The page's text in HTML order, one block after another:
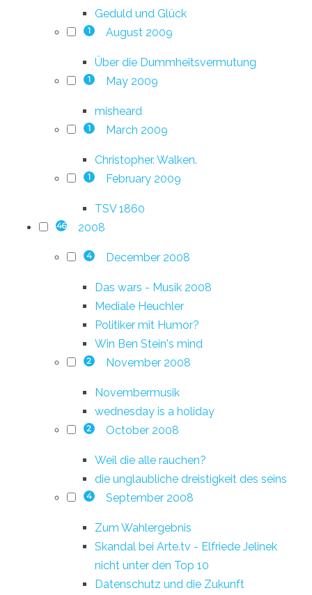
Geduld und Glück
1 August 2009
Über die Dummheitsvermutung
1 May 2009
misheard
1 March 2009
Christopher. Walken.
1 February 2009
TSV 1860
46 2008
4 December 2008
Das wars - Musik 2008
Mediale Heuchler
Politiker mit Humor?
Win Ben Stein's mind
2 November 2008
Novembermusik
wednesday is a holiday
2 October 2008
Weil die alle rauchen?
die unglaubliche dreistigkeit des seins
4 September 2008
Zum Wahlergebnis
Skandal bei Arte.tv - Elfriede Jelinek
nicht unter den Top 10
Datenschutz und die Zukunft